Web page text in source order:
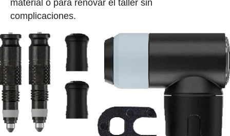
material o para renovar el taller sin
complicaciones.